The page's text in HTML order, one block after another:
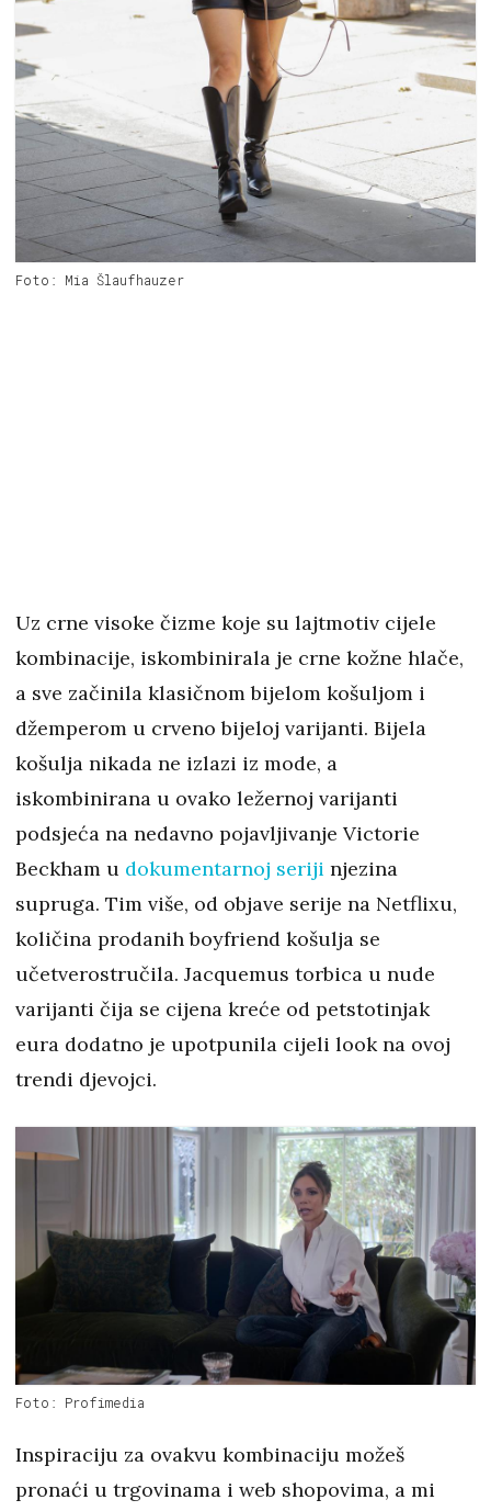
Foto: Mia Šlaufhauzer
Uz crne visoke čizme koje su lajtmotiv cijele
kombinacije, iskombinirala je crne kožne hlače,
a sve začinila klasičnom bijelom košuljom i
džemperom u crveno bijeloj varijanti. Bijela
košulja nikada ne izlazi iz mode, a
iskombinirana u ovako ležernoj varijanti
podsjeća na nedavno pojavljivanje Victorie
Beckham u dokumentarnoj seriji njezina
supruga. Tim više, od objave serije na Netflixu,
količina prodanih boyfriend košulja se
učetverostručila. Jacquemus torbica u nude
varijanti čija se cijena kreće od petstotinjak
eura dodatno je upotpunila cijeli look na ovoj
trendi djevojci.
Foto: Profimedia
Inspiraciju za ovakvu kombinaciju možeš
pronaći u trgovinama i web shopovima, a mi